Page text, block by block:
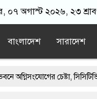
০৭ অগাস্ট ২০২৬, ২৩
বাংলাদেশ সারাদেশ
চেষ্টা, সিসিটিভিতে ৭ যুবক